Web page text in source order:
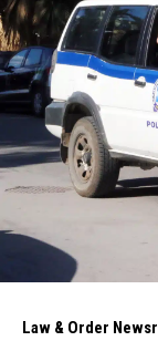
Law & Order